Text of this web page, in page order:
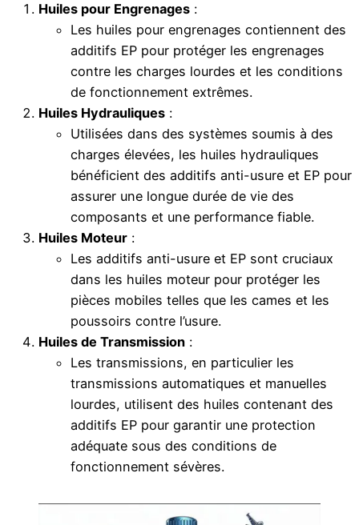
Huiles pour Engrenages :
Les huiles pour engrenages contiennent des
additifs EP pour protéger les engrenages
contre les charges lourdes et les conditions
de fonctionnement extrêmes.
Huiles Hydrauliques :
Utilisées dans des systèmes soumis à des
charges élevées, les huiles hydrauliques
bénéficient des additifs anti-usure et EP pour
assurer une longue durée de vie des
composants et une performance fiable.
Huiles Moteur :
Les additifs anti-usure et EP sont cruciaux
dans les huiles moteur pour protéger les
pièces mobiles telles que les cames et les
poussoirs contre l’usure.
Huiles de Transmission :
Les transmissions, en particulier les
transmissions automatiques et manuelles
lourdes, utilisent des huiles contenant des
additifs EP pour garantir une protection
adéquate sous des conditions de
fonctionnement sévères.